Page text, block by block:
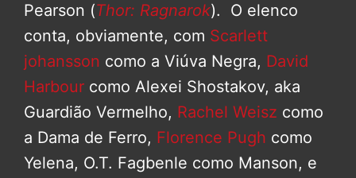
Pearson (Thor: Ragnarok). O elenco
conta, obviamente, com Scarlett
johansson como a Viúva Negra, David
Harbour como Alexei Shostakov, aka
Guardião Vermelho, Rachel Weisz como
a Dama de Ferro, Florence Pugh como
Yelena, O.T. Fagbenle como Manson, e